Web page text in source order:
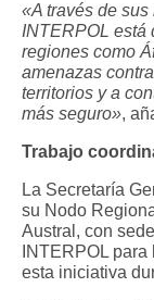
«A través de
INTERPOL está
regiones como
amenazas
territorios y a
más seguro»,
Trabajo
La Secretaría
su Nodo
Austral, con
INTERPOL
esta iniciativa